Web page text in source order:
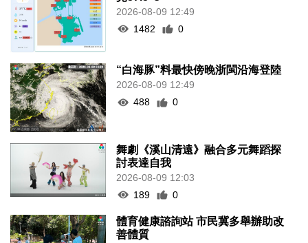
2026-08-09 12:49
1482
0
“白海豚”料最快傍晚浙閩沿海登陸
2026-08-09 12:49
488
0
舞劇《溪山清遠》融合多元舞蹈探
討表達自我
2026-08-09 12:03
189
0
體育健康諮詢站 市民冀多舉辦助改
善體質